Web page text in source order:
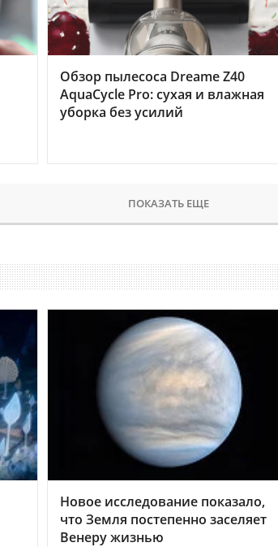
Обзор пылесоса Dreame Z40
AquaCycle Pro: сухая и влажная
уборка без усилий
ПОКАЗАТЬ ЕЩЕ
Новое исследование показало,
что Земля постепенно заселяет
Венеру жизнью